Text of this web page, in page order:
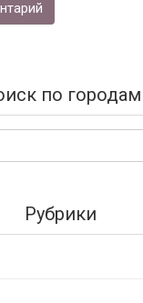
по городам
Рубрики